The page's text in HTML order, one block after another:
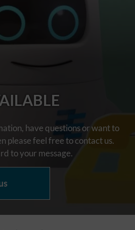
have questions or want to
please feel free to contact us.
to your message.